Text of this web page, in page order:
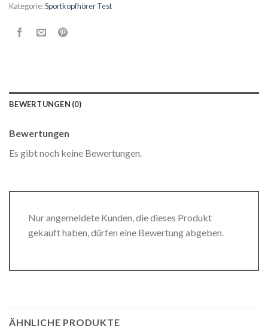
Kategorie:Sportkopfhörer Test
BEWERTUNGEN (0)
Bewertungen
Es gibt noch keine Bewertungen.
Nur angemeldete Kunden, die dieses Produkt
gekauft haben, dürfen eine Bewertung abgeben.
ÄHNLICHE PRODUKTE